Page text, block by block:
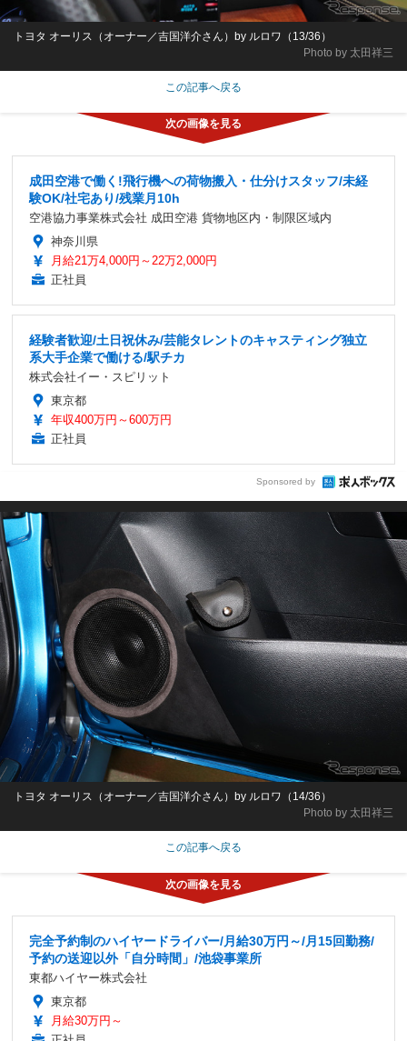
Photo by 太田祥三
トヨタ オーリス（オーナー／吉国洋介さん）by ルロワ（13/36）
この記事へ戻る
成田空港で働く!飛行機への荷物搬入・仕分けスタッフ/未経
験OK/社宅あり/残業月10h
空港協力事業株式会社 成田空港 貨物地区内・制限区域内
神奈川県
月給21万4,000円～22万2,000円
正社員
経験者歓迎/土日祝休み/芸能タレントのキャスティング独立
系大手企業で働ける/駅チカ
株式会社イー・スピリット
東京都
年収400万円～600万円
正社員
Sponsored by
Photo by 太田祥三
トヨタ オーリス（オーナー／吉国洋介さん）by ルロワ（14/36）
この記事へ戻る
完全予約制のハイヤードライバー/月給30万円～/月15回勤務/
予約の送迎以外「自分時間」/池袋事業所
東都ハイヤー株式会社
東京都
月給30万円～